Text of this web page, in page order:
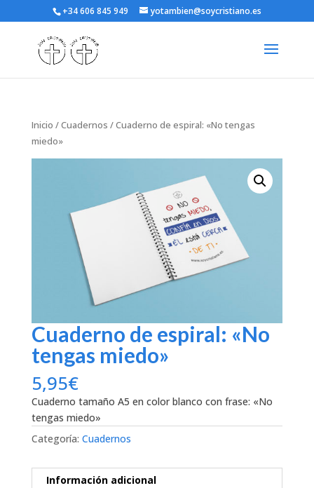
+34 606 845 949 yotambien@soycristiano.es
Inicio /Cuadernos / Cuaderno de espiral: «No tengas
miedo»
Cuaderno de espiral: «No
tengas miedo»
5,95€
Cuaderno tamaño A5 en color blanco con frase: «No
tengas miedo»
Categoría: Cuadernos
Información adicional